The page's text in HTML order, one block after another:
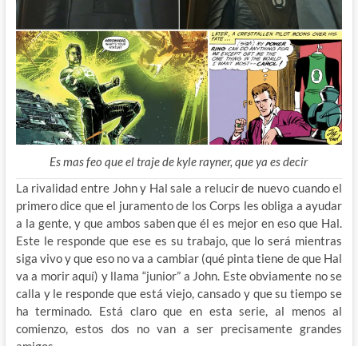
Es mas feo que el traje de kyle rayner, que ya es decir
La rivalidad entre John y Hal sale a relucir de nuevo cuando el
primero dice que el juramento de los Corps les obliga a ayudar
a la gente, y que ambos saben que él es mejor en eso que Hal.
Este le responde que ese es su trabajo, que lo será mientras
siga vivo y que eso no va a cambiar (qué pinta tiene de que Hal
va a morir aquí) y llama “junior” a John. Este obviamente no se
calla y le responde que está viejo, cansado y que su tiempo se
ha terminado. Está claro que en esta serie, al menos al
comienzo, estos dos no van a ser precisamente grandes